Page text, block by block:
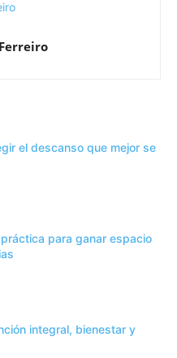
el descanso que mejor se
para ganar espacio
integral, bienestar y